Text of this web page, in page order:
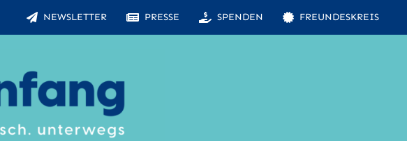
NEWSLETTER PRESSE SPENDEN FREUNDESKREIS